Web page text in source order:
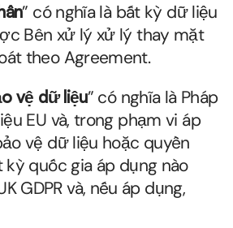
” có nghĩa là bất kỳ dữ liệu
Bên xử lý xử lý thay mặt
theo Agreement.
vệ dữ liệu” có nghĩa là Pháp
EU và, trong phạm vi áp
vệ dữ liệu hoặc quyền
quốc gia áp dụng nào
GDPR và, nếu áp dụng,